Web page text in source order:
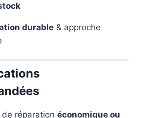
durable& approche
réparation économique ou